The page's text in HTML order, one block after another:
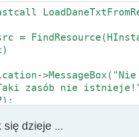
;
;
TForm1
= LoadTxtFromResource
=
>MessageBox("Nie
zasób nie
się dzieje ...